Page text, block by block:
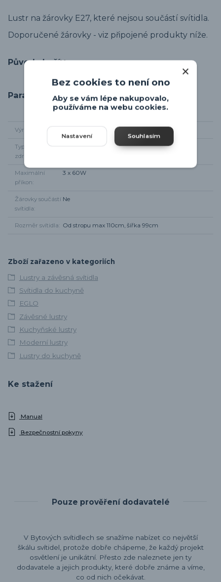
Lustr na žárovky E27, které nejsou součástí svítidla.
Doporučené žárovky - viz připojené produkty níže.
Původ zboží
Parametry
Výrobce
Typ světelného
zdroje
Maximální
příkon
3 x 60W
Žárovky součástí
svítidla
Ne
Rozměr svítidla Od stropu max 110cm, šířka 99cm
Zboží zařazeno v kategoriích
Lustry a závěsná svítidla
Svítidla do kuchyně
EGLO
Závěsné lustry
Kuchyňské lustry
Moderní lustry
Lustry do kuchyně
Ke stažení
Manual
Bezpečnostní pokyny
Pouze prověření dodavatelé
V Bytových svítidlech se snažíme nabízet co největší
škálu svítidel, protože dobře chápeme, že každý projekt
osvětlení je unikátní. Přesto zde naleznete jen ty
dodavatele a jejich produkty, které dobře známe a víme,
co od nich očekávat.
Bez cookies to není ono
Aby se vám lépe nakupovalo,
používáme na webu cookies.
Nastavení Souhlasím